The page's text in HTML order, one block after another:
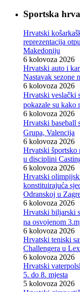
Sportska
Hrvatski
reprezentacija
Makedoniju
6 kolovoza 2026
Hrvatski auto i
Nastavak sezone
6 kolovoza 2026
Hrvatski veslački
pokazale su kako
6 kolovoza 2026
Hrvatski
Grupa, Valencija
6 kolovoza 2026
Hrvatski športsko
u disciplini
6 kolovoza 2026
Hrvatski
konstituirajuća
Odranskoj u
6 kolovoza 2026
Hrvatski biljarski
na osvojenom
6 kolovoza 2026
Hrvatski teniski
Challengera u
6 kolovoza 2026
Hrvatski
5. do 8. mjesta
5 kolovoza 2026